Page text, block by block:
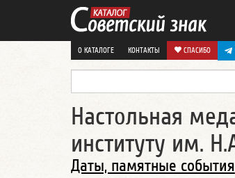
О КАТАЛОГЕ КОНТАКТЫ СПАСИБО
Настольная
институту им.
Даты, памятные события